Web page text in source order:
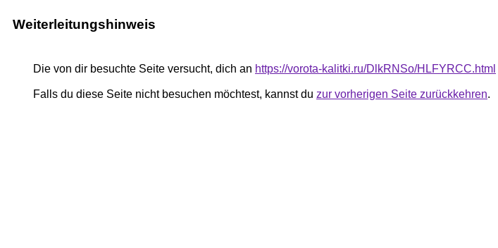
Weiterleitungshinweis
Die von dir besuchte Seite versucht, dich an https://vorota-kalitki.ru/DlkRNSo/HLFYRCC.html
Falls du diese Seite nicht besuchen möchtest, kannst du zur vorherigen Seite zurückkehren.